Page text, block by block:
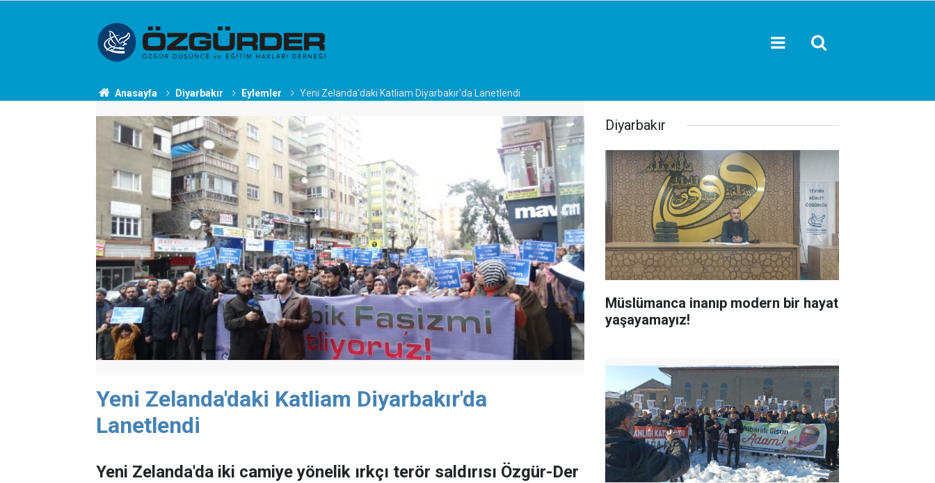
Anasayfa Diyarbakır Eylemler Yeni Zelanda'daki Katliam Diyarbakır'da Lanetlendi
Yeni Zelanda'daki Katliam Diyarbakır'da
Lanetlendi
Yeni Zelanda'da iki camiye yönelik ırkçı terör saldırısı Özgür-Der
Diyarbakır
Müslümanca inanıp modern bir hayat
yaşayamayız!